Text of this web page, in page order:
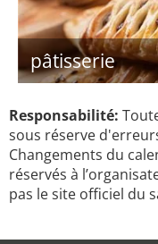
pâtisserie
Responsabilité:
sous réserve
Changements du
réservés à
pas le site officiel du